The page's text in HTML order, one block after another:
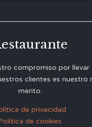
compromiso por llevar
clientes es nuestro
merito.
de privacidad
de cookies